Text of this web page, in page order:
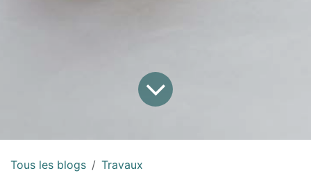
Tous les blogs
Travaux